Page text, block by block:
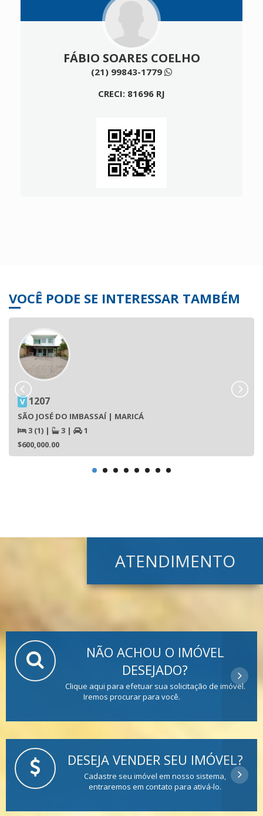
FÁBIO SOARES COELHO
(21) 99843-1779
CRECI: 81696 RJ
VOCÊ PODE SE INTERESSAR TAMBÉM
V 1207
SÃO JOSÉ DO IMBASSAÍ | MARICÁ
3 (1) | 3 |
1
$600,000.00
ATENDIMENTO
NÃO ACHOU O IMÓVEL
DESEJADO?
Clique aqui para efetuar sua solicitação de imóvel.
Iremos procurar para você.
DESEJA VENDER SEU IMÓVEL?
Cadastre seu imóvel em nosso sistema,
entraremos em contato para ativá-lo.